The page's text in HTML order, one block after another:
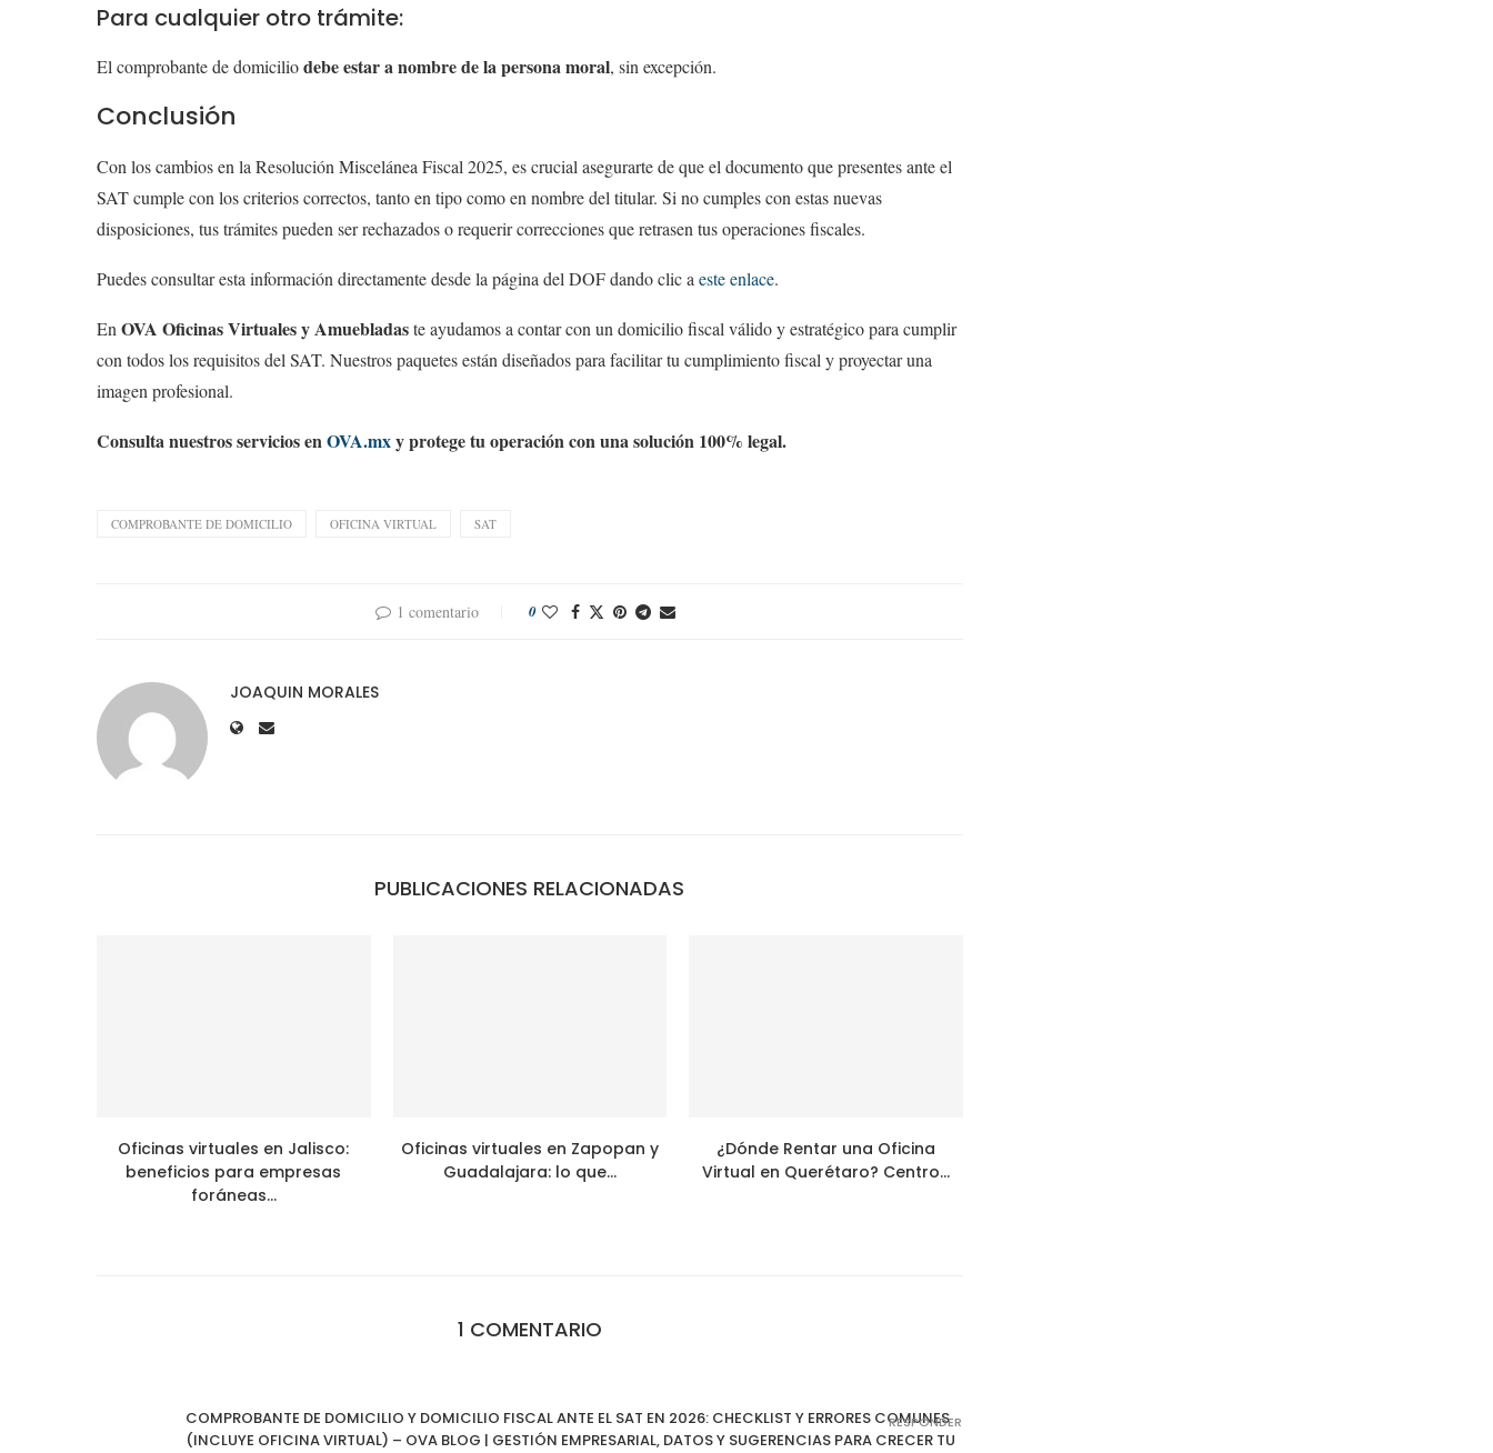
Para cualquier otro trámite:
El comprobante de domiciliodebe estar a nombre de la persona moral, sin excepción.
Conclusión
Con los cambios en la Resolución Miscelánea Fiscal 2025, es crucial asegurarte de que el documento que presentes ante el
SAT cumple con los criterios correctos, tanto en tipo como en nombre del titular. Si no cumples con estas nuevas
disposiciones, tus trámites pueden ser rechazados o requerir correcciones que retrasen tus operaciones fiscales.
Puedes consultar esta información directamente desde la página del DOF dando clic a este enlace.
En OVA Oficinas Virtuales y Amuebladaste ayudamos a contar con un domicilio fiscal válido y estratégico para cumplir
con todos los requisitos del SAT. Nuestros paquetes están diseñados para facilitar tu cumplimiento fiscal y proyectar una
imagen profesional.
Consulta nuestros servicios enOVA.mxy protege tu operación con una solución 100% legal.
COMPROBANTE DE DOMICILIO OFICINA VIRTUAL SAT
1 comentario 0
JOAQUIN MORALES
PUBLICACIONES RELACIONADAS
Oficinas virtuales en Jalisco:
beneficios para empresas
foráneas...
Oficinas virtuales en Zapopan y
Guadalajara: lo que...
¿Dónde Rentar una Oficina
Virtual en Querétaro? Centro...
1 COMENTARIO
COMPROBANTE DE DOMICILIO Y DOMICILIO FISCAL ANTE EL SAT EN 2026: CHECKLIST Y ERRORES COMUNES
(INCLUYE OFICINA VIRTUAL) – OVA BLOG | GESTIÓN EMPRESARIAL, DATOS Y SUGERENCIAS PARA CRECER TU
RESPONDER